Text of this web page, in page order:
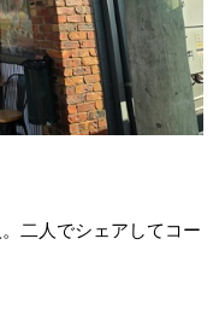
二人でシェアしてコー